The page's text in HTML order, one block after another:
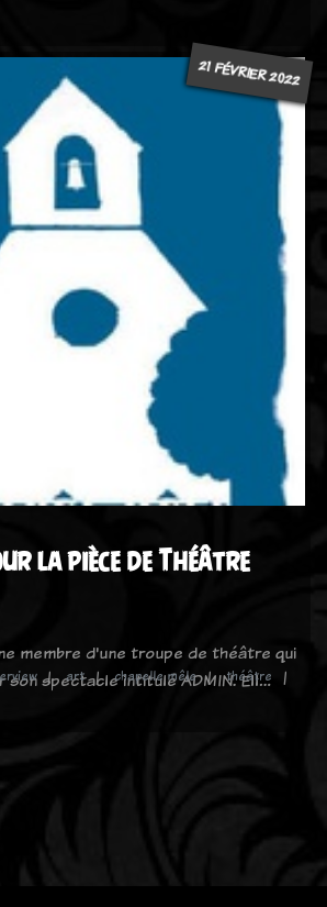
21 FÉVRIER 2022
la pièce de Théâtre
membre d'une troupe de théâtre qui
son spectacle intitulé ADMIN. Ell…
art chapelle mêle
théâtre